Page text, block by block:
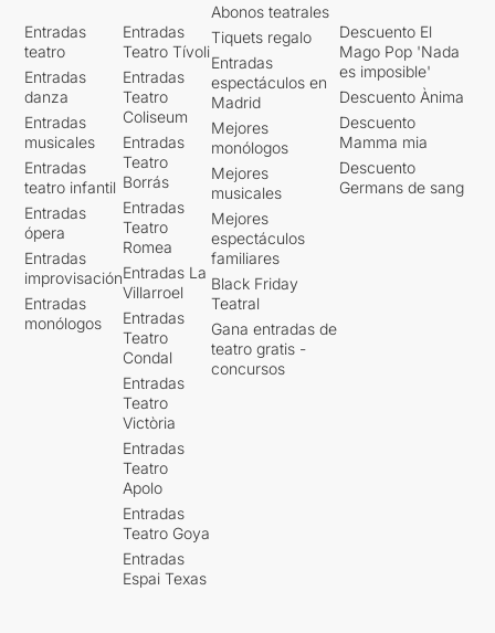
Entradas
teatro
Entradas
danza
Entradas
musicales
Entradas
teatro infantil
Entradas
ópera
Entradas
improvisación
Entradas
monólogos
Entradas
Teatro Tívoli
Entradas
Teatro
Coliseum
Entradas
Teatro
Borrás
Entradas
Teatro
Romea
Entradas La
Villarroel
Entradas
Teatro
Condal
Entradas
Teatro
Victòria
Entradas
Teatro
Apolo
Entradas
Teatro Goya
Entradas
Espai Texas
Abonos teatrales
Tiquets regalo
Entradas
espectáculos en
Madrid
Mejores
monólogos
Mejores
musicales
Mejores
espectáculos
familiares
Black Friday
Teatral
Gana entradas de
teatro gratis -
concursos
Descuento El
Mago Pop 'Nada
es imposible'
Descuento Ànima
Descuento
Mamma mia
Descuento
Germans de sang